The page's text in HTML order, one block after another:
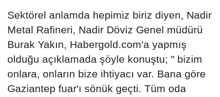
Sektörel anlamda hepimiz biriz diyen, Nadir
Metal Rafineri, Nadir Döviz Genel müdürü
Burak Yakın, Habergold.com'a yapmış
olduğu açıklamada şöyle konuştu; " bizim
onlara, onların bize ihtiyacı var. Bana göre
Gaziantep fuar'ı sönük geçti. Tüm oda